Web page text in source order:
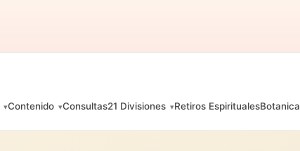
Contenido Consultas21 Divisiones Retiros EspiritualesBotanica